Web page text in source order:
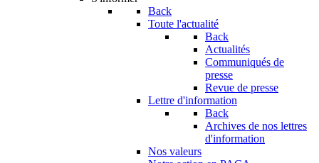
Back
Toute l'actualité
Back
Actualités
Communiqués de
presse
Revue de presse
Lettre d'information
Back
Archives de nos lettres
d'information
Nos valeurs